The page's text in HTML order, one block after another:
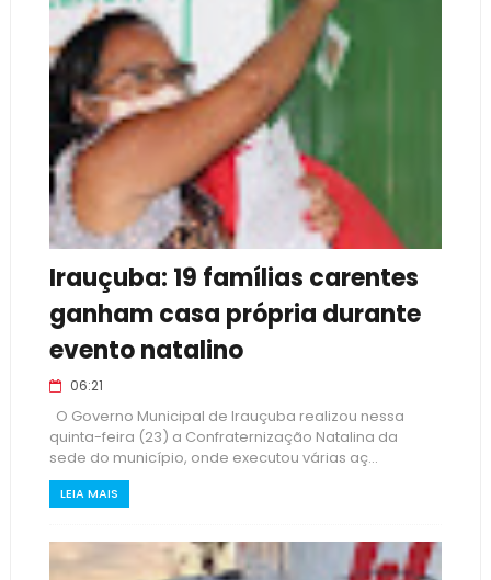
Irauçuba: 19 famílias carentes
ganham casa própria durante
evento natalino
06:21
O Governo Municipal de Irauçuba realizou nessa
quinta-feira (23) a Confraternização Natalina da
sede do município, onde executou várias aç...
LEIA MAIS